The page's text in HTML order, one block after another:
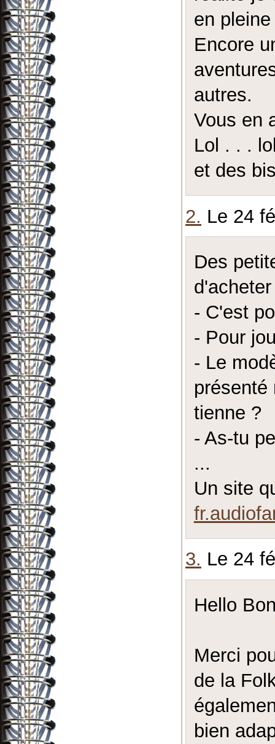
en
Encore
autres.
Vous en
Lol . . .
et des
2. Le 24
Des
- C'est
- Pour
- Le
présenté
tienne ?
- As-tu
...
Un site
3. Le 24
Hello
Merci
de la
bien